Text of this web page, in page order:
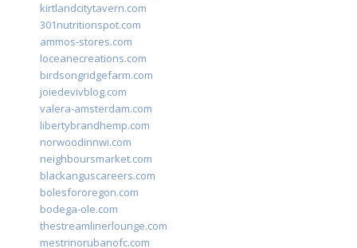
kirtlandcitytavern.com
301nutritionspot.com
ammos-stores.com
loceanecreations.com
birdsongridgefarm.com
joiedevivblog.com
valera-amsterdam.com
libertybrandhemp.com
norwoodinnwi.com
neighboursmarket.com
blackanguscareers.com
bolesfororegon.com
bodega-ole.com
thestreamlinerlounge.com
mestrinorubanofc.com